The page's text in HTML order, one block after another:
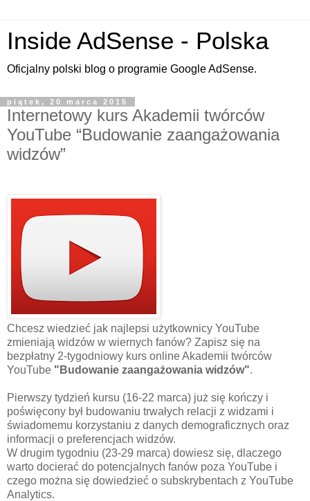
Inside AdSense - Polska
Oficjalny polski blog o programie Google AdSense.
piątek, 20 marca 2015
Internetowy kurs Akademii twórców
YouTube “Budowanie zaangażowania
widzów”
Chcesz wiedzieć jak najlepsi użytkownicy YouTube
zmieniają widzów w wiernych fanów? Zapisz się na
bezpłatny 2-tygodniowy kurs online Akademii twórców
YouTube "Budowanie zaangażowania widzów".
Pierwszy tydzień kursu (16-22 marca) już się kończy i
poświęcony był budowaniu trwałych relacji z widzami i
świadomemu korzystaniu z danych demograficznych oraz
informacji o preferencjach widzów.
W drugim tygodniu (23-29 marca) dowiesz się, dlaczego
warto docierać do potencjalnych fanów poza YouTube i
czego można się dowiedzieć o subskrybentach z YouTube
Analytics.